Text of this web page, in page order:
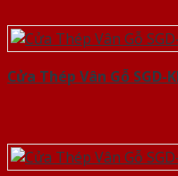
Cửa Thép Vân Gỗ SGD-